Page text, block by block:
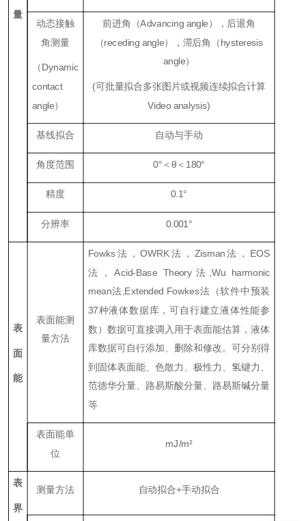
量
动态接触
角测量
（Dynamic
contact
angle）
前进角（Advancing angle），后退角
（receding angle），滞后角（hysteresis
angle）
(可批量拟合多张图片或视频连续拟合计算
Video analysis)
基线拟合 自动与手动
角度范围 0°＜θ＜ 180°
精度 0.1°
分辨率 0.001 °
表
面
能
表面能测
量方法
Fowks法，OWRK法， Zisman法， EOS
法，Acid-Base Theory 法 ,Wu harmonic
mean法 ,Extended Fowkes法（软件中预装
37种液体数据库，可自行建立液体性能参
数）数据可直接调入用于表面能估算，液体
库数据可自行添加、删除和修改。可分别得
到固体表面能、色散力、极性力、氢键力、
范德华分量、路易斯酸分量、路易斯碱分量
等
表面能单
位
mJ/m²
表
界
测量方法 自动拟合+手动拟合